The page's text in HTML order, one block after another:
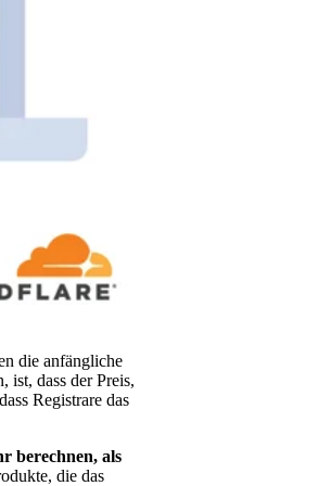
die anfängliche
ist, dass der Preis,
Registrare das
berechnen, als
die das